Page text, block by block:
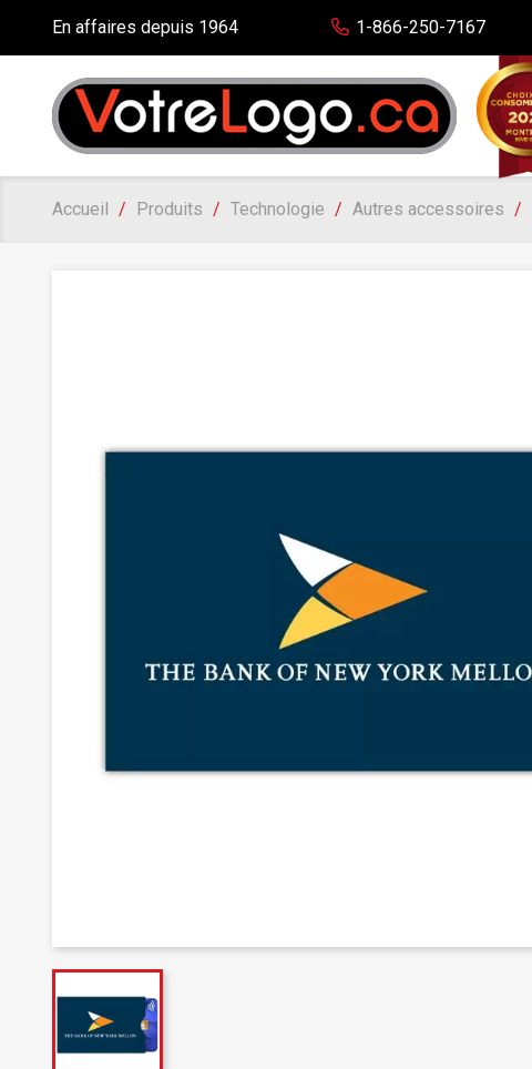
En affaires depuis 1964 1-866-250-7167
Accueil Produits Technologie Autres accessoires